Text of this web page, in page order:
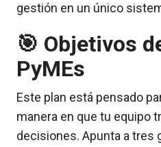
gestión en un único
🎯 Objetivos
PyMEs
Este plan está pensado
manera en que tu equipo
decisiones. Apunta a tres